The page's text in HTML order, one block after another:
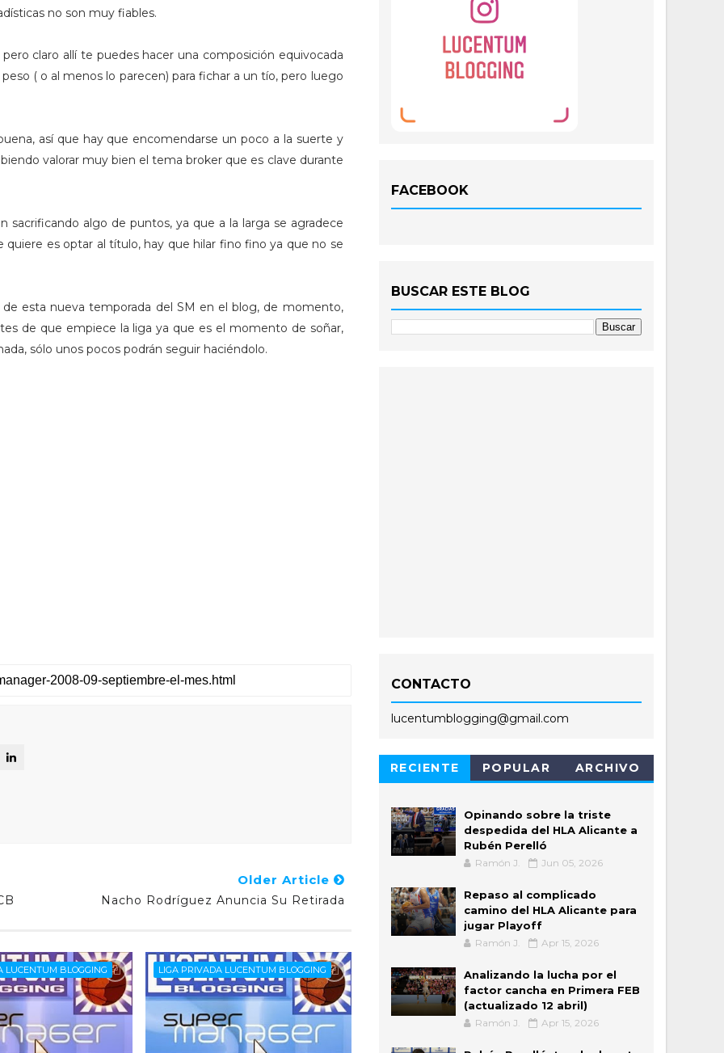
no son muy fiables.
claro allí te puedes hacer una composición equivocada
( o al menos lo parecen) para fichar a un tío, pero luego
así que hay que encomendarse un poco a la suerte y
valorar muy bien el tema broker que es clave durante
sacrificando algo de puntos, ya que a la larga se agradece
es optar al título, hay que hilar fino fino ya que no se
esta nueva temporada del SM en el blog, de momento,
de que empiece la liga ya que es el momento de soñar,
sólo unos pocos podrán seguir haciéndolo.
Older Article
Nacho Rodríguez Anuncia Su Retirada
LUCENTUM BLOGGING LIGA PRIVADA LUCENTUM BLOGGING
FACEBOOK
BUSCAR ESTE BLOG
CONTACTO
lucentumblogging@gmail.com
RECIENTE POPULAR ARCHIVO
Opinando sobre la triste
despedida del HLA Alicante a
Rubén Perelló
Ramón J. Jun 05, 2026
Repaso al complicado
camino del HLA Alicante para
jugar Playoff
Ramón J. Apr 15, 2026
Analizando la lucha por el
factor cancha en Primera FEB
(actualizado 12 abril)
Ramón J. Apr 15, 2026